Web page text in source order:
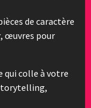
de caractère
, œuvres pour
qui colle à votre